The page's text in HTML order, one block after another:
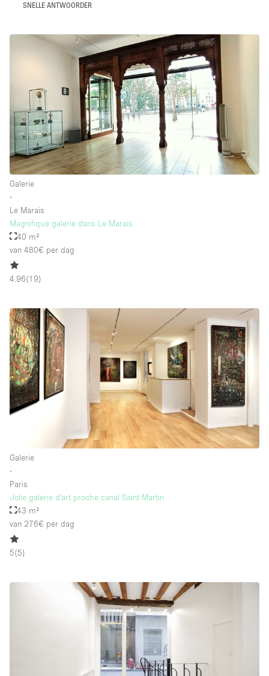
SNELLE ANTWOORDER
Galerie
∙
Le Marais
Magnifique galerie dans Le Marais
40 m²
van 480€ per dag
4.96(19)
Galerie
∙
Paris
Jolie galerie d'art proche canal Saint Martin
43 m²
van 276€ per dag
5(5)